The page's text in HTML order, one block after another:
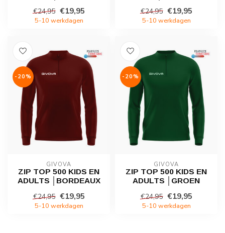
€24,95 €19,95
5-10 werkdagen
€24,95 €19,95
5-10 werkdagen
-20%
GIVOVA
ZIP TOP 500 KIDS EN
ADULTS │BORDEAUX
€24,95 €19,95
5-10 werkdagen
-20%
GIVOVA
ZIP TOP 500 KIDS EN
ADULTS │GROEN
€24,95 €19,95
5-10 werkdagen